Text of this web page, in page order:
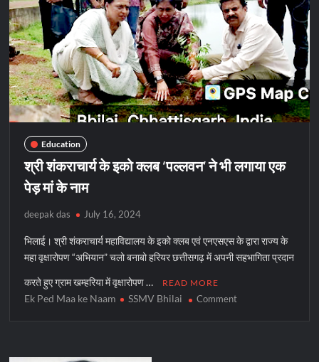
Education
श्री शंकराचार्य के इको क्लब ‘पल्लवन’ ने भी लगाया एक
पेड़ मां के नाम
deepak das July 16, 2024
भिलाई। श्री शंकराचार्य महाविद्यालय के इको क्लब एवं एनएसएस के द्वारा राज्य के
महा वृक्षारोपण “अभियान” चलो बनाबो हरियर छत्तीसगढ़ में अपनी सहभागिता प्रदान
करते हुए ग्राम खम्हरिया में वृक्षारोपण … READ MORE
Ek Ped Maa ke Naam SSMV Bhilai Commenton